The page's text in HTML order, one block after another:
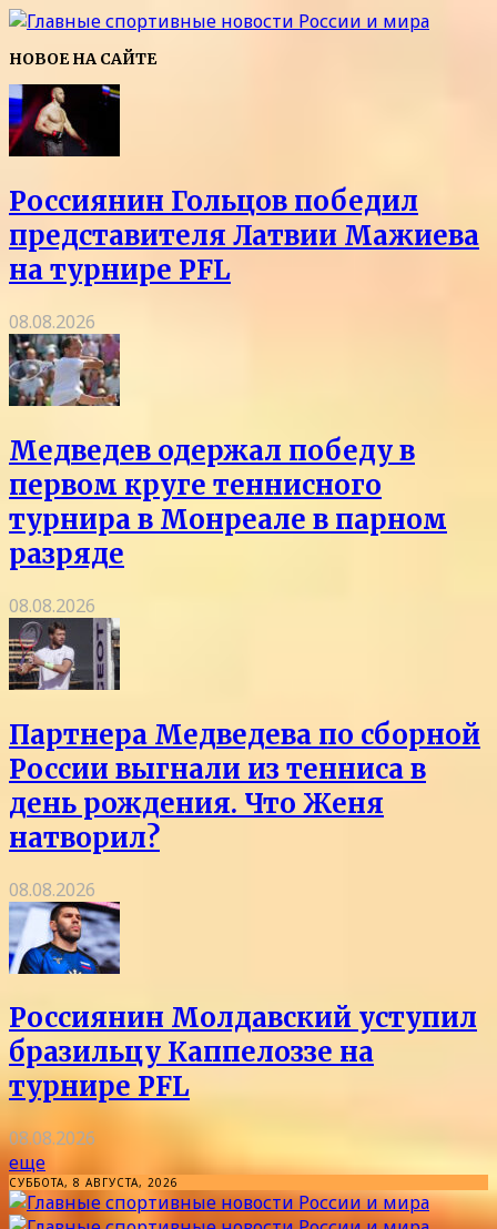
НОВОЕ НА САЙТЕ
Россиянин Гольцов победил
представителя Латвии Мажиева
на турнире PFL
08.08.2026
Медведев одержал победу в
первом круге теннисного
турнира в Монреале в парном
разряде
08.08.2026
Партнера Медведева по сборной
России выгнали из тенниса в
день рождения. Что Женя
натворил?
08.08.2026
Россиянин Молдавский уступил
бразильцу Каппелоззе на
турнире PFL
08.08.2026
еще
СУББОТА, 8 АВГУСТА, 2026